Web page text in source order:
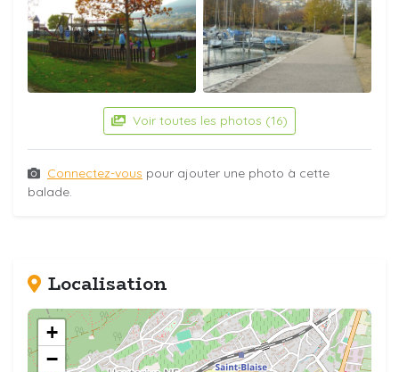
Voir toutes les photos (16)
Connectez-vous pour ajouter une photo à cette
balade.
Localisation
+
−